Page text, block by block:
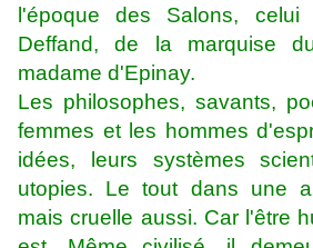
l'époque des Salons,
Deffand, de la marquise
madame d'Epinay.
Les philosophes, savants,
femmes et les hommes
idées, leurs systèmes
utopies. Le tout dans une
mais cruelle aussi. Car l'être